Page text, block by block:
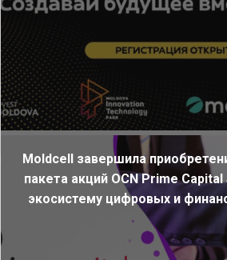
Moldcell завершила
пакета акций OCN Prime Capital
экосистему цифровых и